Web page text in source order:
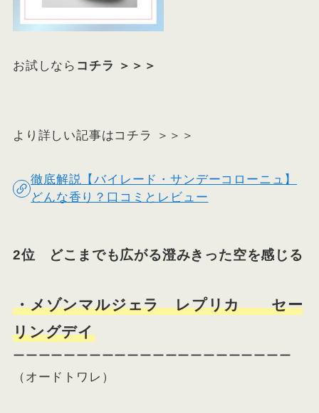
お試しなら コチラ ＞＞＞
より詳しい記事はコチラ ＞＞＞
徹底解説【バイレード・サンデーコローニュ】
どんな香り？口コミとレビュー
2位 どこまでも広がる澄みきった空を感じる
・メゾンマルジェラ レプリカ セー
リングデイ
ーーーーーーーーーーーーーーーーーーーーーー
（オードトワレ）